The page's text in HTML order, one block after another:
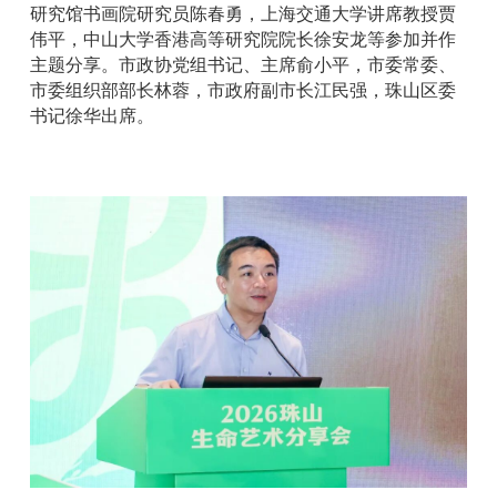
研究馆书画院研究员陈春勇，上海交通大学讲席教授贾
伟平，中山大学香港高等研究院院长徐安龙等参加并作
主题分享。市政协党组书记、主席俞小平，市委常委、
市委组织部部长林蓉，市政府副市长江民强，珠山区委
书记徐华出席。